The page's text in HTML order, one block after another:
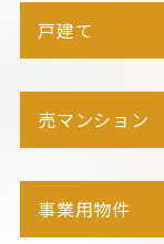
戸建て
売マンション
事業用物件